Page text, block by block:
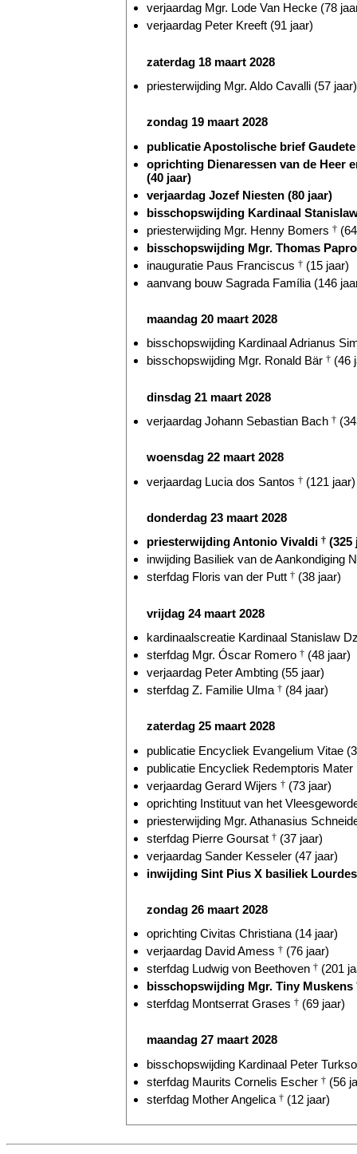
verjaardag Mgr. Lode Van Hecke (78
verjaardag Peter Kreeft (91 jaar)
zaterdag 18 maart 2028
priesterwijding Mgr. Aldo Cavalli (57 jaar)
zondag 19 maart 2028
publicatie Apostolische brief
oprichting Dienaressen van de Heer
(40 jaar)
verjaardag Jozef Niesten (80 jaar)
bisschopswijding Kardinaal
priesterwijding Mgr. Henny Bomers †
bisschopswijding Mgr. Thomas
inauguratie Paus Franciscus † (15 jaar)
aanvang bouw Sagrada Família (146
maandag 20 maart 2028
bisschopswijding Kardinaal Adrianus
bisschopswijding Mgr. Ronald Bär † (46
dinsdag 21 maart 2028
verjaardag Johann Sebastian Bach †
woensdag 22 maart 2028
verjaardag Lucia dos Santos † (121 jaar)
donderdag 23 maart 2028
priesterwijding Antonio Vivaldi † (325
inwijding Basiliek van de Aankondiging
sterfdag Floris van der Putt † (38 jaar)
vrijdag 24 maart 2028
kardinaalscreatie Kardinaal Stanislaw
sterfdag Mgr. Óscar Romero † (48 jaar)
verjaardag Peter Ambting (55 jaar)
sterfdag Z. Familie Ulma † (84 jaar)
zaterdag 25 maart 2028
publicatie Encycliek Evangelium Vitae
publicatie Encycliek Redemptoris Mater
verjaardag Gerard Wijers † (73 jaar)
oprichting Instituut van het
priesterwijding Mgr. Athanasius
sterfdag Pierre Goursat † (37 jaar)
verjaardag Sander Kesseler (47 jaar)
inwijding Sint Pius X basiliek
zondag 26 maart 2028
oprichting Civitas Christiana (14 jaar)
verjaardag David Amess † (76 jaar)
sterfdag Ludwig von Beethoven † (201
bisschopswijding Mgr. Tiny Muskens
sterfdag Montserrat Grases † (69 jaar)
maandag 27 maart 2028
bisschopswijding Kardinaal Peter
sterfdag Maurits Cornelis Escher † (56
sterfdag Mother Angelica † (12 jaar)